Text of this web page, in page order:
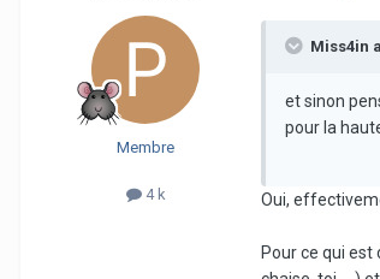
Membre
4 k
Miss4in
et sinon
pour la
Oui,
Pour ce qui